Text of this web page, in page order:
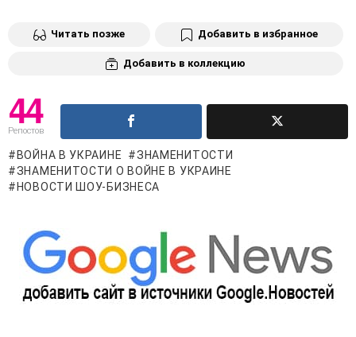
Читать позже Добавить в избранное
Добавить в коллекцию
44
Репостов
ВОЙНА В УКРАИНЕ
ЗНАМЕНИТОСТИ
ЗНАМЕНИТОСТИ О ВОЙНЕ В УКРАИНЕ
НОВОСТИ ШОУ-БИЗНЕСА